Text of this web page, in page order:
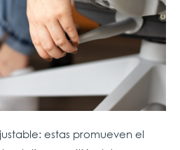
estas promueven el